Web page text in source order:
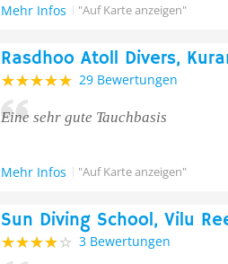
Mehr Infos "Auf Karte anzeigen"
Rasdhoo Atoll Divers,
29 Bewertungen
Eine sehr gute Tauchbasis
Mehr Infos "Auf Karte anzeigen"
Sun Diving School, Vilu
3 Bewertungen